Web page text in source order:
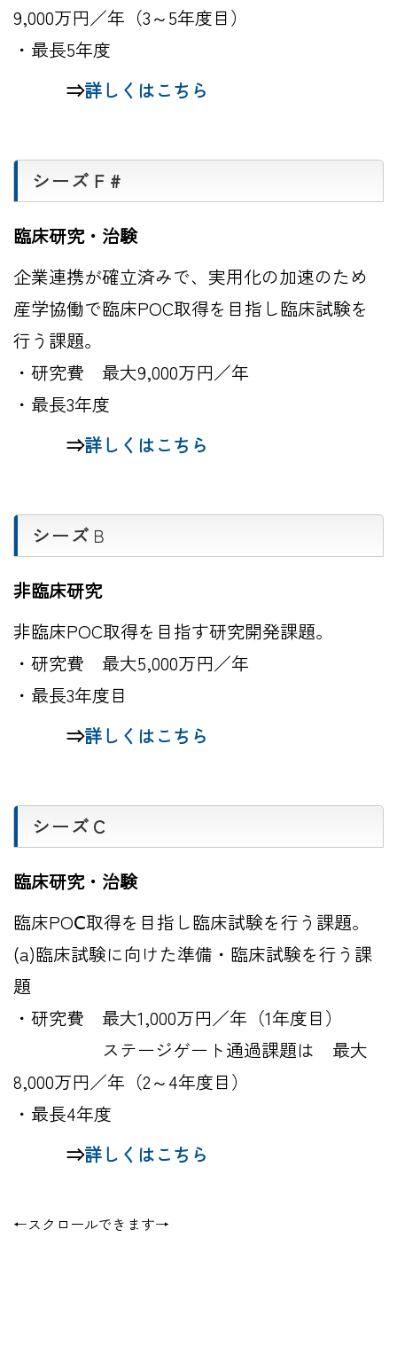
9,000万円／年（3～5年度目）
・最長5年度
⇒詳しくはこちら
シーズＦ#
臨床研究・治験
企業連携が確立済みで、実用化の加速のため
産学協働で臨床POC取得を目指し臨床試験を
行う課題。
・研究費 最大9,000万円／年
・最長3年度
⇒詳しくはこちら
シーズ Ｂ
非臨床研究
非臨床POC取得を目指す研究開発課題。
・研究費 最大5,000万円／年
・最長3年度目
⇒詳しくはこちら
シーズＣ
臨床研究・治験
臨床POⅭ取得を目指し臨床試験を行う課題。
(a)臨床試験に向けた準備・臨床試験を行う課
題
・研究費 最大1,000万円／年（1年度目）
ステージゲート通過課題は 最大
8,000万円／年（2～4年度目）
・最長4年度
⇒詳しくはこちら